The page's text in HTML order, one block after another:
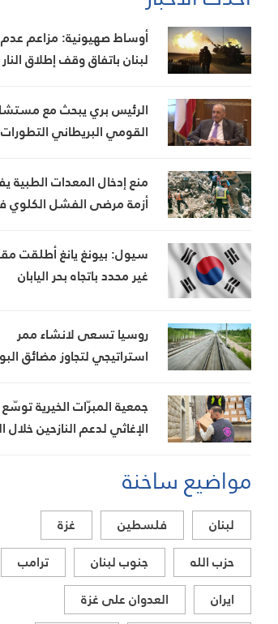
أوساط صهيونية: مزاعم عدم
لبنان باتفاق وقف إطلاق النار
الرئيس بري يبحث مع
القومي البريطاني
العلاقات الثنائية
منع إدخال المعدات الطبية
أزمة مرضى الفشل الكلوي
سيول: بيونغ يانغ أطلقت
غير محدد باتجاه بحر اليابان
روسيا تسعى لانشاء ممر
استراتيجي لتجاوز مضائق
جمعية المبرّات الخيرية توسّع
الإغاثي لدعم النازحين خلال
مواضيع ساخنة
لبنان فلسطين
غزة
حزب الله
جنوب لبنان
ترامب
ايران
العدوان على غزة